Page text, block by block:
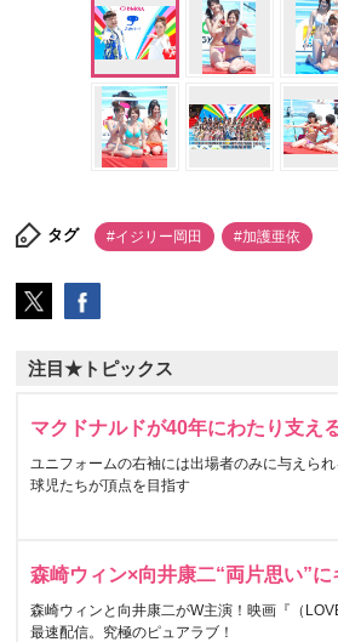
タグ #イジリー岡田 #加護亜依
注目★トピックス
マクドナルドが40年にわたり支え
ユニフォームの右袖には出場者のみに与えら
球児たちが頂点を目指す
森崎ウィン×向井康二“両片思い”
森崎ウィンと向井康二がW主演！映画『（
最速配信。究極のピュアラブ！